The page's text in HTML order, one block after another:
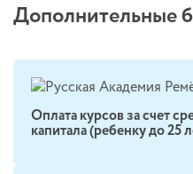
Дополнительные
Оплата курсов за счет
капитала (ребенку до 25